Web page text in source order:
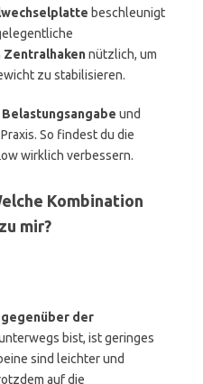
beschleunigt
Zentralhakennützlich, um
zu stabilisieren.
Belastungsangabe und
So findest du die
wirklich verbessern.
Kombination
mir?
der
bist, ist geringes
sind leichter und
auf die